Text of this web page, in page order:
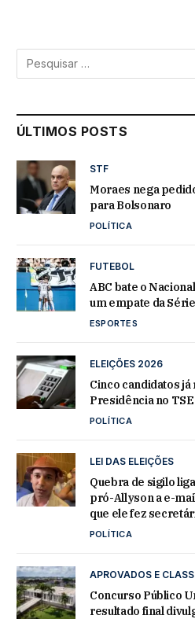
ÚLTIMOS POSTS
STF
Moraes nega
para Bolsonaro
POLÍTICA
FUTEBOL
ABC bate o
um empate da
ESPORTES
ELEIÇÕES 2026
Cinco candidatos
Presidência no TSE
POLÍTICA
LEI DAS ELEIÇÕES
Quebra de sigilo
pró-Allyson a e-
que ele fez
POLÍTICA
APROVADOS E
Concurso Público
resultado final